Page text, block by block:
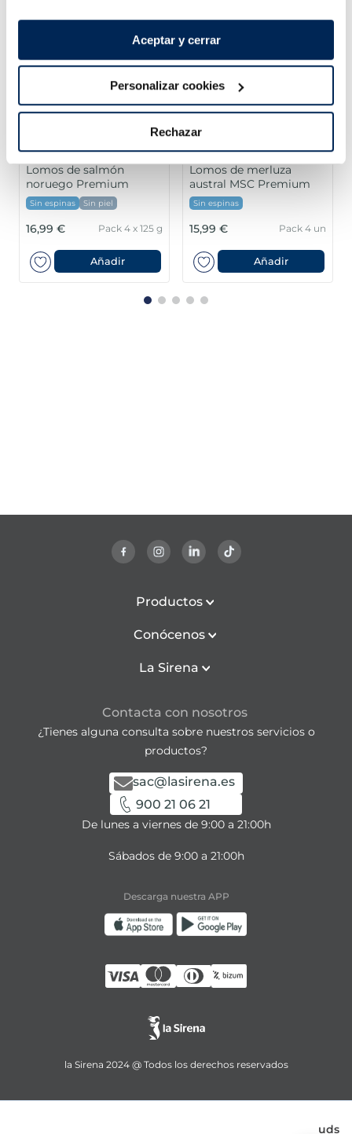
Aceptar y cerrar
Personalizar cookies
Rechazar
uds
Lomos de salmón
noruego Premium
Sin espinas Sin piel
16,99 € Pack 4 x 125 g
Añadir
Lomos de merluza
austral MSC Premium
Sin espinas
15,99 € Pack 4 un
Añadir
Productos
Conócenos
La Sirena
Contacta con nosotros
¿Tienes alguna consulta sobre nuestros servicios o
productos?
sac@lasirena.es
900 21 06 21
De lunes a viernes de 9:00 a 21:00h
Sábados de 9:00 a 21:00h
Descarga nuestra APP
la Sirena 2024 @ Todos los derechos reservados